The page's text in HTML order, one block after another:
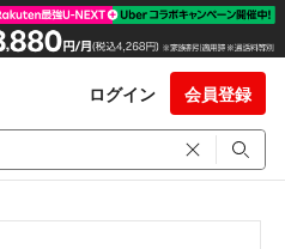
ログイン 会員登録